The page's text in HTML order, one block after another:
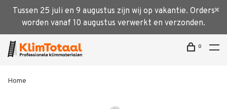
Tussen 25 juli en 9 augustus zijn wij op vakantie. Orders
worden vanaf 10 augustus verwerkt en verzonden.
0
Home